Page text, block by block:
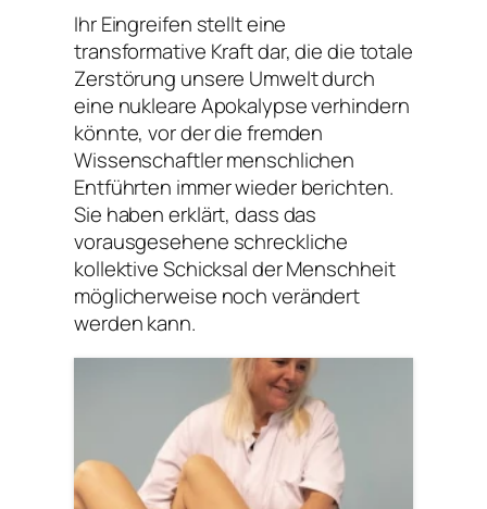
Ihr Eingreifen stellt eine
transformative Kraft dar, die die totale
Zerstörung unsere Umwelt durch
eine nukleare Apokalypse verhindern
könnte, vor der die fremden
Wissenschaftler menschlichen
Entführten immer wieder berichten.
Sie haben erklärt, dass das
vorausgesehene schreckliche
kollektive Schicksal der Menschheit
möglicherweise noch verändert
werden kann.